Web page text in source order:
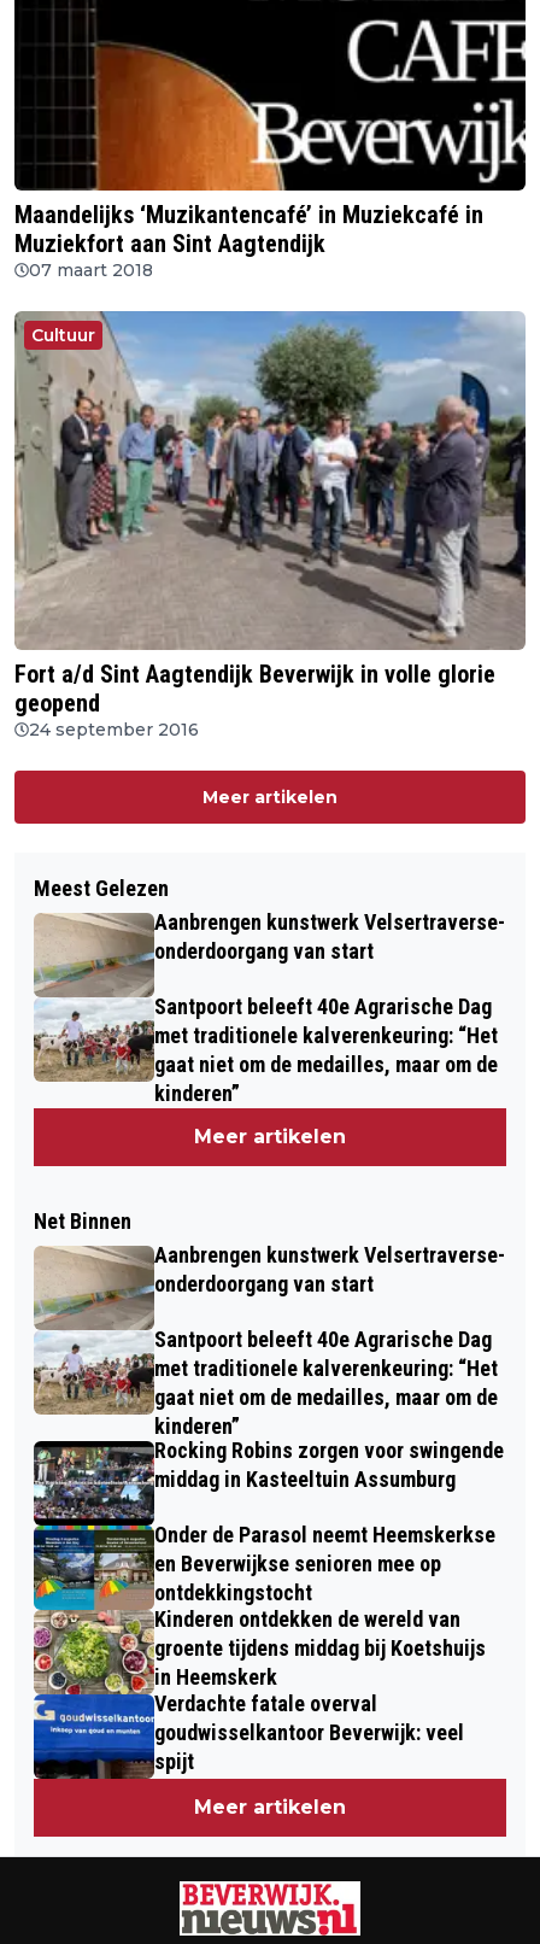
Maandelijks ‘Muzikantencafé’ in Muziekcafé in
Muziekfort aan Sint Aagtendijk
07 maart 2018
Cultuur
Fort a/d Sint Aagtendijk Beverwijk in volle glorie
geopend
24 september 2016
Meer artikelen
Meest Gelezen
Aanbrengen kunstwerk Velsertraverse-
onderdoorgang van start
Santpoort beleeft 40e Agrarische Dag
met traditionele kalverenkeuring: “Het
gaat niet om de medailles, maar om de
kinderen”
Meer artikelen
Net Binnen
Aanbrengen kunstwerk Velsertraverse-
onderdoorgang van start
Santpoort beleeft 40e Agrarische Dag
met traditionele kalverenkeuring: “Het
gaat niet om de medailles, maar om de
kinderen”
Rocking Robins zorgen voor swingende
middag in Kasteeltuin Assumburg
Onder de Parasol neemt Heemskerkse
en Beverwijkse senioren mee op
ontdekkingstocht
Kinderen ontdekken de wereld van
groente tijdens middag bij Koetshuijs
in Heemskerk
Verdachte fatale overval
goudwisselkantoor Beverwijk: veel
spijt
Meer artikelen